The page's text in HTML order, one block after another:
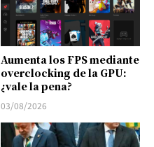
Aumenta los FPS mediante
overclocking de la GPU:
¿vale la pena?
03/08/2026